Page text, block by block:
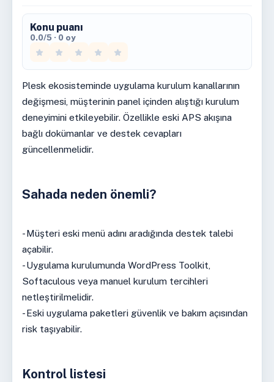
Konu puanı
0.0/5 · 0 oy
Plesk ekosisteminde uygulama kurulum kanallarının
değişmesi, müşterinin panel içinden alıştığı kurulum
deneyimini etkileyebilir. Özellikle eski APS akışına
bağlı dokümanlar ve destek cevapları
güncellenmelidir.
Sahada neden önemli?
- Müşteri eski menü adını aradığında destek talebi
açabilir.
- Uygulama kurulumunda WordPress Toolkit,
Softaculous veya manuel kurulum tercihleri
netleştirilmelidir.
- Eski uygulama paketleri güvenlik ve bakım açısından
risk taşıyabilir.
Kontrol listesi